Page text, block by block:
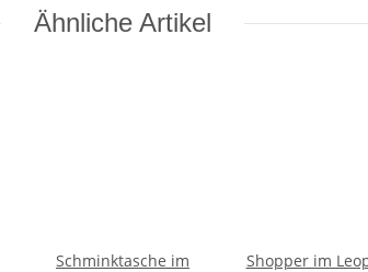
Ähnliche Artikel
Schminktasche im
Shopper im